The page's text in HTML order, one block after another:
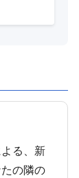
る、新
の隣の